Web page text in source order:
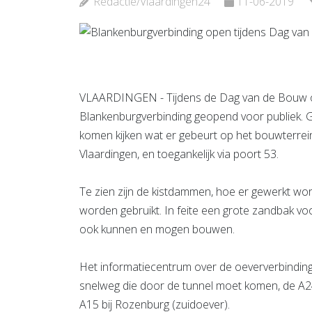
VLAARDINGEN - Tijdens de Dag van de
Blankenburgverbinding geopend voor
komen kijken wat er gebeurt op het
Vlaardingen, en toegankelijk via poort 53.
Te zien zijn de kistdammen, hoe er gewerkt
worden gebruikt. In feite een grote zandbak
ook kunnen en mogen bouwen.
Het informatiecentrum over de
snelweg die door de tunnel moet komen, de
A15 bij Rozenburg (zuidoever).
Bekijk de pagina Bekijk